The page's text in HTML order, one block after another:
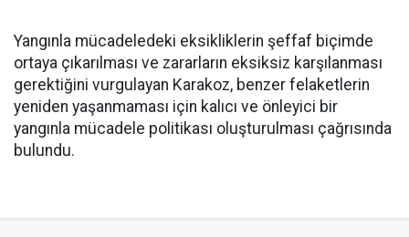
Yangınla mücadeledeki eksikliklerin şeffaf biçimde
ortaya çıkarılması ve zararların eksiksiz karşılanması
gerektiğini vurgulayan Karakoz, benzer felaketlerin
yeniden yaşanmaması için kalıcı ve önleyici bir
yangınla mücadele politikası oluşturulması çağrısında
bulundu.